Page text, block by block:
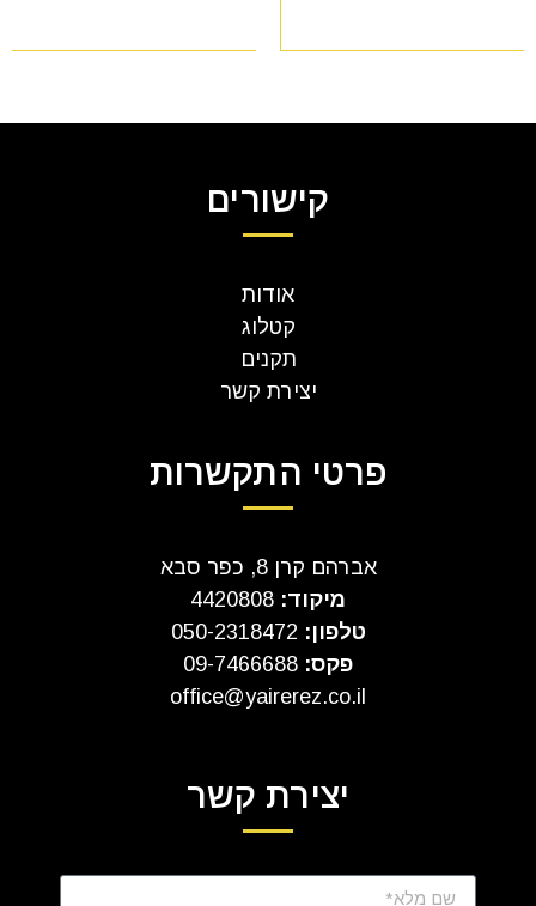
קישורים
אודות
קטלוג
תקנים
יצירת קשר
פרטי התקשרות
אברהם קרן 8, כפר סבא
מיקוד:
טלפון:
פקס: 09-7466688
office@yairerez.co.il
יצירת קשר